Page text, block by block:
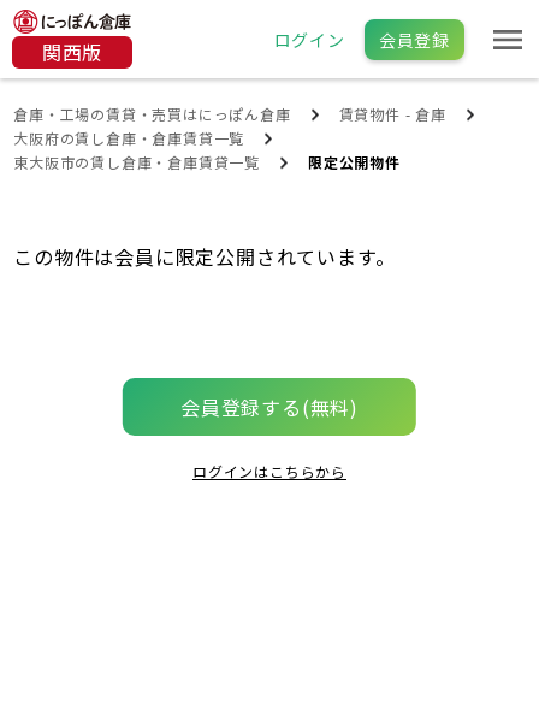
関西版 ログイン 会員登録
倉庫・工場の賃貸・売買はにっぽん倉庫
賃貸物件 - 倉庫
大阪府の賃し倉庫・倉庫賃貸一覧
東大阪市の賃し倉庫・倉庫賃貸一覧
限定公開物件
この物件は会員に限定公開されています。
会員登録する(無料)
ログインはこちらから